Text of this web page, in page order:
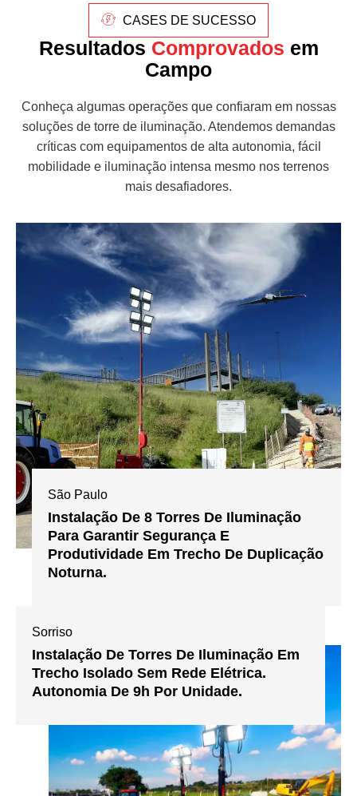
CASES DE SUCESSO
Resultados Comprovados em
Campo
Conheça algumas operações que confiaram em nossas
soluções de torre de iluminação. Atendemos demandas
críticas com equipamentos de alta autonomia, fácil
mobilidade e iluminação intensa mesmo nos terrenos
mais desafiadores.
São Paulo
Instalação De 8 Torres De Iluminação
Para Garantir Segurança E
Produtividade Em Trecho De Duplicação
Noturna.
Sorriso
Instalação De Torres De Iluminação Em
Trecho Isolado Sem Rede Elétrica.
Autonomia De 9h Por Unidade.